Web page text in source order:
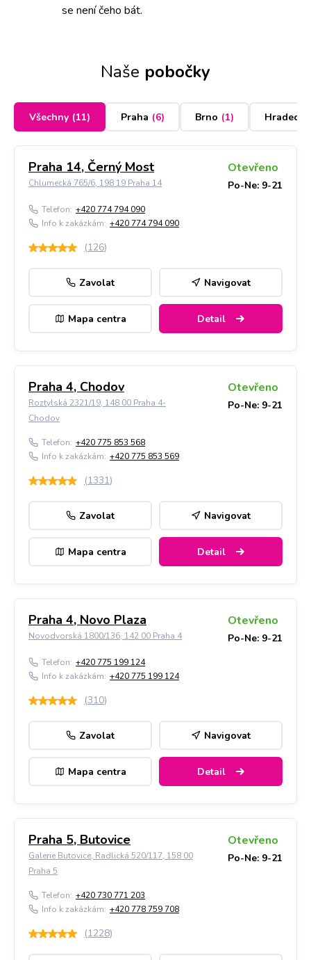
se není čeho bát.
Naše pobočky
Všechny (11) Praha (6) Brno (1) Hradec
Praha 14, Černý Most
Chlumecká 765/6, 198 19 Praha 14
Otevřeno
Po-Ne: 9-21
Telefon: +420 774 794 090
Info k zakázkám: +420 774 794 090
(126)
Zavolat Navigovat
Mapa centra Detail
Praha 4, Chodov
Roztylská 2321/19, 148 00 Praha 4-
Chodov
Otevřeno
Po-Ne: 9-21
Telefon: +420 775 853 568
Info k zakázkám: +420 775 853 569
(1331)
Zavolat Navigovat
Mapa centra Detail
Praha 4, Novo Plaza
Novodvorská 1800/136, 142 00 Praha 4
Otevřeno
Po-Ne: 9-21
Telefon: +420 775 199 124
Info k zakázkám: +420 775 199 124
(310)
Zavolat Navigovat
Mapa centra Detail
Praha 5, Butovice
Galerie Butovice, Radlická 520/117, 158 00
Praha 5
Otevřeno
Po-Ne: 9-21
Telefon: +420 730 771 203
Info k zakázkám: +420 778 759 708
(1228)